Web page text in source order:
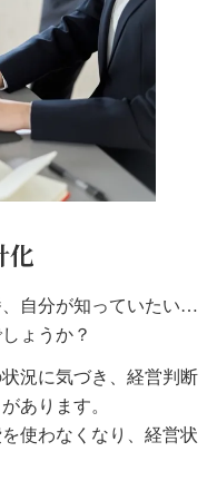
化
自分が知っていたい…
ょうか？
況に気づき、経営判断
あります。
使わなくなり、経営状